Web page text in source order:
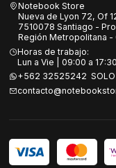
Notebook Store
Nueva de Lyon 72, Of
7510078 Santiago -
Región Metropolitana -
Horas de trabajo:
Lun a Vie | 09:00 a
+562 32525242 SOLO